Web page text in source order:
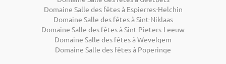
Domaine Salle des fêtes à Espierres-Helchin
Domaine Salle des fêtes à Sint-Niklaas
Domaine Salle des fêtes à Sint-Pieters-Leeuw
Domaine Salle des fêtes à Wevelgem
Domaine Salle des fêtes à Poperinge